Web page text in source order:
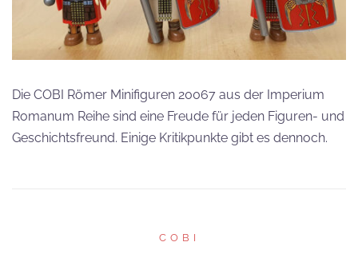
Die COBI Römer Minifiguren 20067 aus der Imperium
Romanum Reihe sind eine Freude für jeden Figuren- und
Geschichtsfreund. Einige Kritikpunkte gibt es dennoch.
COBI